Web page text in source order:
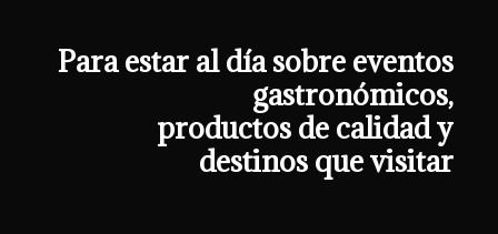
contenidoPara estar al día sobre eventos
gastronómicos,
productos de calidad y
destinos que visitar